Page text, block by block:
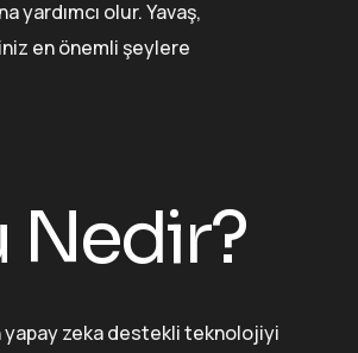
olur. Yavaş,
en önemli şeylere
Nedir?
yapay zeka destekli teknolojiyi